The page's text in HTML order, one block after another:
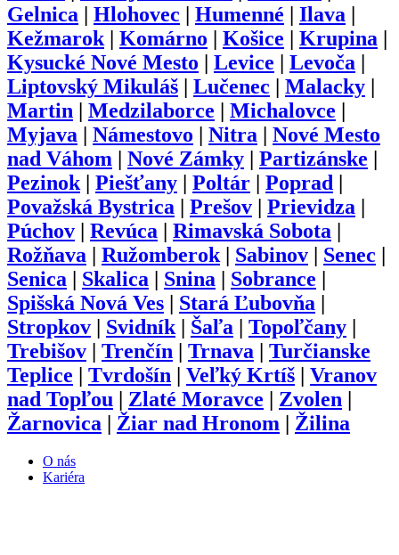
Gelnica | Hlohovec | Humenné | Ilava |
Kežmarok | Komárno | Košice | Krupina |
Kysucké Nové Mesto | Levice | Levoča |
Liptovský Mikuláš | Lučenec | Malacky |
Martin | Medzilaborce | Michalovce |
Myjava | Námestovo | Nitra | Nové Mesto
nad Váhom | Nové Zámky | Partizánske |
Pezinok | Piešťany | Poltár | Poprad |
Považská Bystrica | Prešov | Prievidza |
Púchov | Revúca | Rimavská Sobota |
Rožňava | Ružomberok | Sabinov | Senec |
Senica | Skalica | Snina | Sobrance |
Spišská Nová Ves | Stará Ľubovňa |
Stropkov | Svidník | Šaľa | Topoľčany |
Trebišov | Trenčín | Trnava | Turčianske
Teplice | Tvrdošín | Veľký Krtíš | Vranov
nad Topľou | Zlaté Moravce | Zvolen |
Žarnovica | Žiar nad Hronom | Žilina
O nás
Kariéra